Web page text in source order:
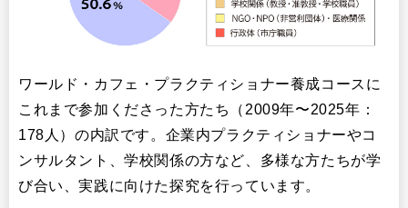
ワールド・カフェ・プラクティショナー養成コースに
これまで参加くださった方たち（2009年〜2025年：
178人）の内訳です。企業内プラクティショナーやコ
ンサルタント、学校関係の方など、多様な方たちが学
び合い、実践に向けた探究を行っています。